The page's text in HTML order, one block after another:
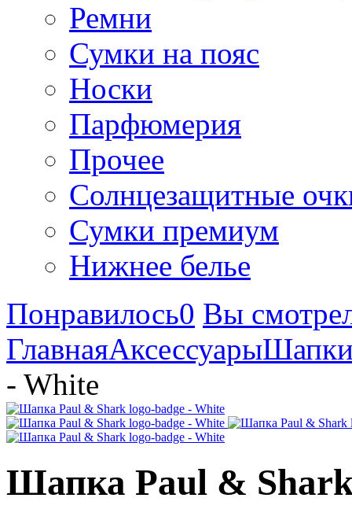
Ремни
Сумки на пояс
Носки
Парфюмерия
Прочее
Солнцезащитные
Сумки премиум
Нижнее белье
Понравилось0 Вы
ГлавнаяАксессуары
- White
Шапка Paul &